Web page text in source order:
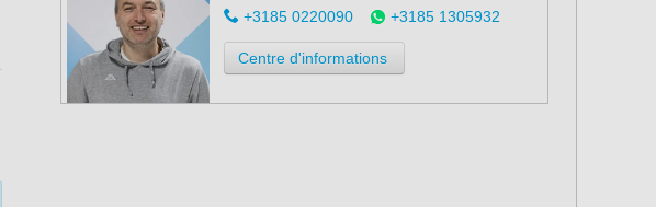
+3185 0220090 +3185 1305932
Centre d'informations